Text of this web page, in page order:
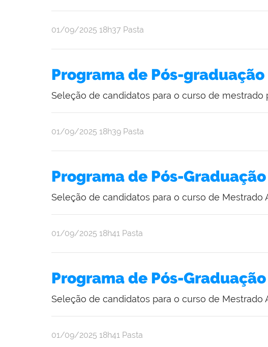
publicado
01/09/2025 18h37 Pasta
Programa de Pós-
Seleção de candidatos para o curso de
publicado
01/09/2025 18h39 Pasta
Programa de Pós-
Seleção de candidatos para o curso de
publicado
01/09/2025 18h41 Pasta
Programa de Pós-
Seleção de candidatos para o curso de
publicado
01/09/2025 18h41 Pasta